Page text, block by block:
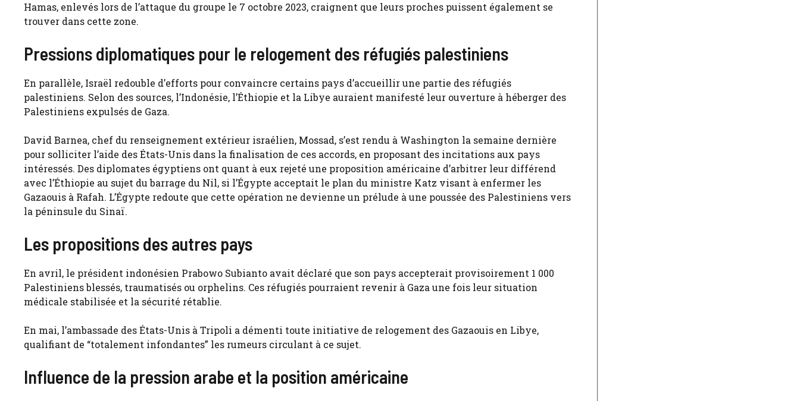
Hamas, enlevés lors de l’attaque du groupe le 7 octobre 2023, craignent que leurs proches puissent également se
trouver dans cette zone.
Pressions diplomatiques pour le relogement des réfugiés palestiniens
En parallèle, Israël redouble d’efforts pour convaincre certains pays d’accueillir une partie des réfugiés
palestiniens. Selon des sources, l’Indonésie, l’Éthiopie et la Libye auraient manifesté leur ouverture à héberger des
Palestiniens expulsés de Gaza.
David Barnea, chef du renseignement extérieur israélien, Mossad, s’est rendu à Washington la semaine dernière
pour solliciter l’aide des États-Unis dans la finalisation de ces accords, en proposant des incitations aux pays
intéressés. Des diplomates égyptiens ont quant à eux rejeté une proposition américaine d’arbitrer leur différend
avec l’Éthiopie au sujet du barrage du Nil, si l’Égypte acceptait le plan du ministre Katz visant à enfermer les
Gazaouis à Rafah. L’Égypte redoute que cette opération ne devienne un prélude à une poussée des Palestiniens vers
la péninsule du Sinaï.
Les propositions des autres pays
En avril, le président indonésien Prabowo Subianto avait déclaré que son pays accepterait provisoirement 1 000
Palestiniens blessés, traumatisés ou orphelins. Ces réfugiés pourraient revenir à Gaza une fois leur situation
médicale stabilisée et la sécurité rétablie.
En mai, l’ambassade des États-Unis à Tripoli a démenti toute initiative de relogement des Gazaouis en Libye,
qualifiant de “totalement infondantes” les rumeurs circulant à ce sujet.
Influence de la pression arabe et la position américaine